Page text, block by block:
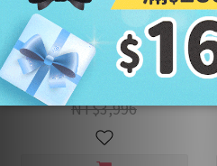
澳洲 aiwibi 愛薇彼 零觸感瞬吸
黏貼型紙尿褲 x箱購 S-XL(黏貼
型/紙尿褲/尿布/1箱共6包)
NT$2,819
NT$3,996